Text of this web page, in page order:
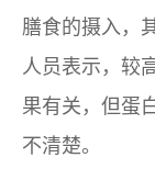
膳食的摄入，
人员表示，较
果有关，但蛋
不清楚。